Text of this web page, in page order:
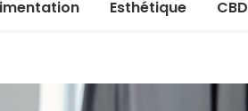
Esthétique CBD